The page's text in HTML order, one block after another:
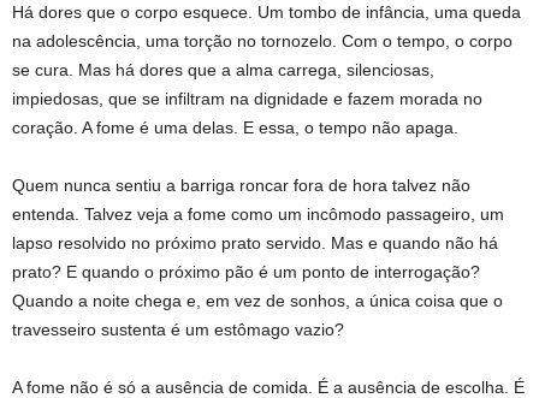
Há dores que o corpo esquece. Um tombo de infância, uma queda
na adolescência, uma torção no tornozelo. Com o tempo, o corpo
se cura. Mas há dores que a alma carrega, silenciosas,
impiedosas, que se infiltram na dignidade e fazem morada no
coração. A fome é uma delas. E essa, o tempo não apaga.
Quem nunca sentiu a barriga roncar fora de hora talvez não
entenda. Talvez veja a fome como um incômodo passageiro, um
lapso resolvido no próximo prato servido. Mas e quando não há
prato? E quando o próximo pão é um ponto de interrogação?
Quando a noite chega e, em vez de sonhos, a única coisa que o
travesseiro sustenta é um estômago vazio?
A fome não é só a ausência de comida. É a ausência de escolha. É